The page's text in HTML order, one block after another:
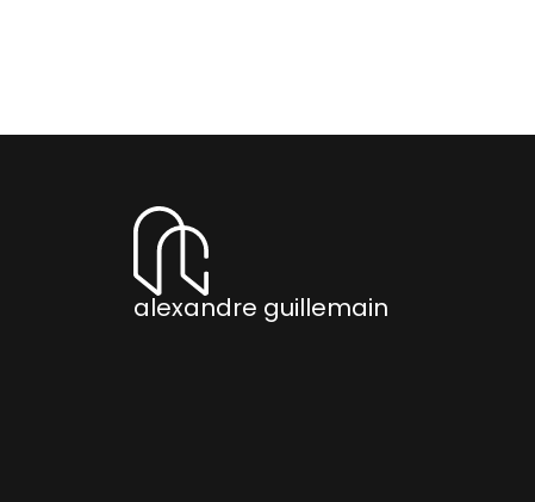
alexandre guillemain